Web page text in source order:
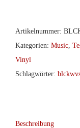
Artikelnummer:
Kategorien: Music
Vinyl
Schlagwörter:
Beschreibung